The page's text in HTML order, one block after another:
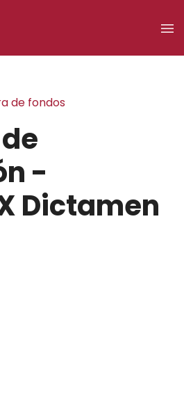
de fondos
-
Dictamen